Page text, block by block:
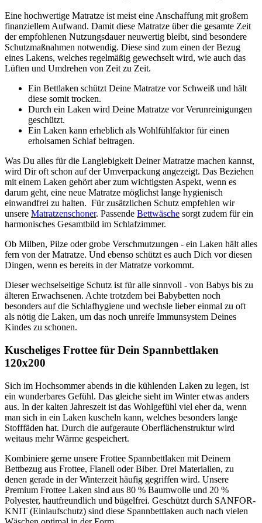
Eine hochwertige Matratze ist meist eine Anschaffung mit großem
finanziellem Aufwand. Damit diese Matratze über die gesamte Zeit
der empfohlenen Nutzungsdauer neuwertig bleibt, sind besondere
Schutzmaßnahmen notwendig. Diese sind zum einen der Bezug
eines Lakens, welches regelmäßig gewechselt wird, wie auch das
Lüften und Umdrehen von Zeit zu Zeit.
Ein Bettlaken schützt Deine Matratze vor Schweiß und hält
diese somit trocken.
Durch ein Laken wird Deine Matratze vor Verunreinigungen
geschützt.
Ein Laken kann erheblich als Wohlfühlfaktor für einen
erholsamen Schlaf beitragen.
Was Du alles für die Langlebigkeit Deiner Matratze machen kannst,
wird Dir oft schon auf der Umverpackung angezeigt. Das Beziehen
mit einem Laken gehört aber zum wichtigsten Aspekt, wenn es
darum geht, eine neue Matratze möglichst lange hygienisch
einwandfrei zu halten. Für zusätzlichen Schutz empfehlen wir
unsere Matratzenschoner. Passende Bettwäsche sorgt zudem für ein
harmonisches Gesamtbild im Schlafzimmer.
Ob Milben, Pilze oder grobe Verschmutzungen - ein Laken hält alles
fern von der Matratze. Und ebenso schützt es auch Dich vor diesen
Dingen, wenn es bereits in der Matratze vorkommt.
Dieser wechselseitige Schutz ist für alle sinnvoll - von Babys bis zu
älteren Erwachsenen. Achte trotzdem bei Babybetten noch
besonders auf die Schlafhygiene und wechsle lieber einmal zu oft
als nötig die Laken, um das noch unreife Immunsystem Deines
Kindes zu schonen.
Kuscheliges Frottee für Dein Spannbettlaken
120x200
Sich im Hochsommer abends in die kühlenden Laken zu legen, ist
ein wunderbares Gefühl. Das gleiche sieht im Winter etwas anders
aus. In der kalten Jahreszeit ist das Wohlgefühl viel eher da, wenn
man sich in ein Laken kuscheln kann, welches besonders lange
Stofffäden hat. Durch die aufgeraute Oberflächenstruktur wird
weitaus mehr Wärme gespeichert.
Kombiniere gerne unsere Frottee Spannbettlaken mit Deinem
Bettbezug aus Frottee, Flanell oder Biber. Drei Materialien, zu
denen gerade in der Winterzeit häufig gegriffen wird. Unsere
Premium Frottee Laken sind aus 80 % Baumwolle und 20 %
Polyester, hautfreundlich und bügelfrei. Geschützt durch SANFOR-
KNIT (Einlaufschutz) sind diese Spannbettlaken auch nach vielen